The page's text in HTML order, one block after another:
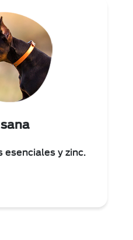
esenciales y zinc.